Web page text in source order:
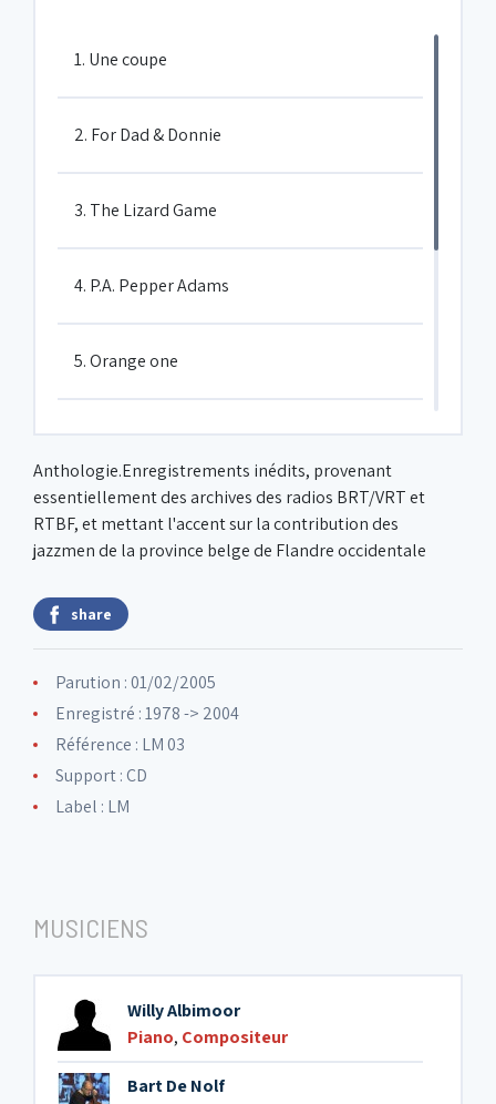
1. Une coupe
2. For Dad & Donnie
3. The Lizard Game
4. P.A. Pepper Adams
5. Orange one
6. De roze roos
Anthologie.Enregistrements inédits, provenant
essentiellement des archives des radios BRT/VRT et
RTBF, et mettant l'accent sur la contribution des
jazzmen de la province belge de Flandre occidentale
share
Parution : 01/02/2005
Enregistré : 1978 -> 2004
Référence : LM 03
Support : CD
Label : LM
MUSICIENS
Willy Albimoor
Piano, Compositeur
Bart De Nolf